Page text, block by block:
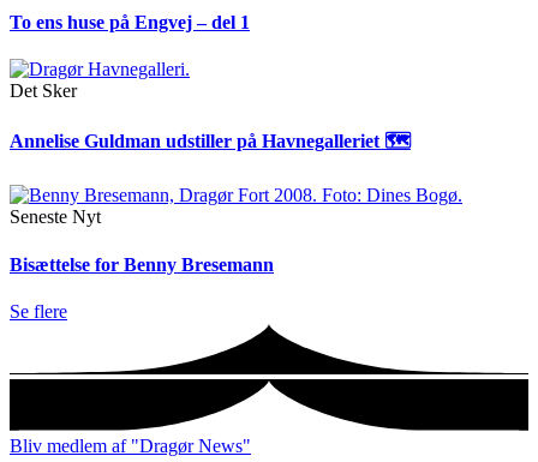
To ens huse på Engvej – del 1
Det Sker
Annelise Guldman udstiller på Havnegalleriet 🗺
Seneste Nyt
Bisættelse for Benny Bresemann
Se flere
Bliv medlem af "Dragør News"